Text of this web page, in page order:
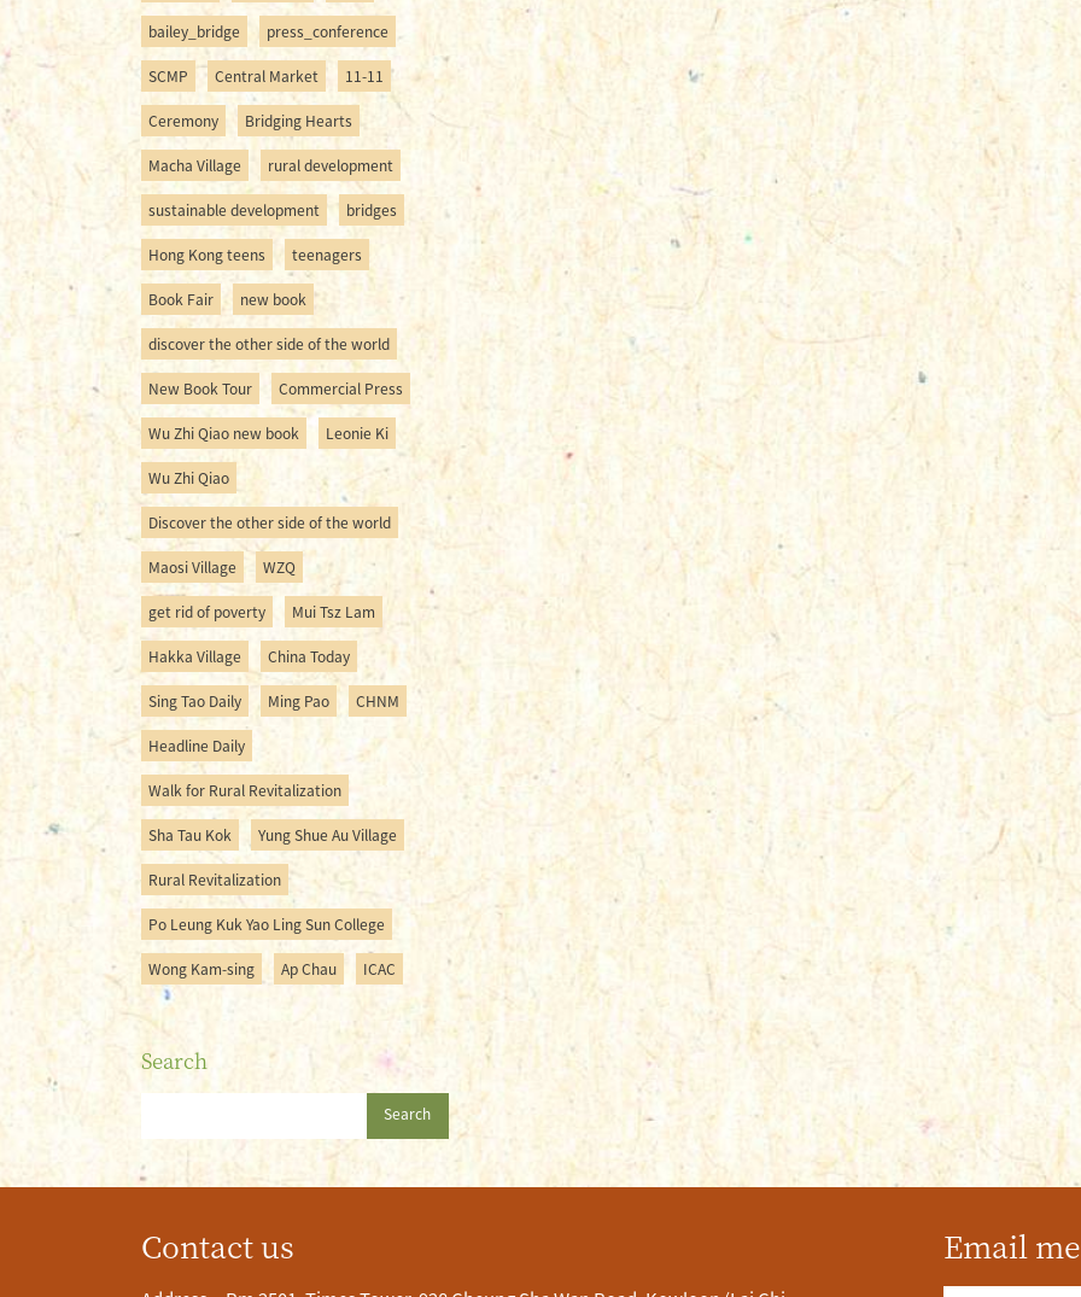
bailey_bridge press_conference
SCMP Central Market 11-11
Ceremony Bridging Hearts
Macha Village rural development
sustainable development bridges
Hong Kong teens teenagers
Book Fair new book
discover the other side of the world
New Book Tour Commercial Press
Wu Zhi Qiao new book Leonie Ki
Wu Zhi Qiao
Discover the other side of the world
Maosi Village WZQ
get rid of poverty Mui Tsz Lam
Hakka Village China Today
Sing Tao Daily Ming Pao CHNM
Headline Daily
Walk for Rural Revitalization
Sha Tau Kok Yung Shue Au Village
Rural Revitalization
Po Leung Kuk Yao Ling Sun College
Wong Kam-sing Ap Chau ICAC
Search
Search
Contact us Email